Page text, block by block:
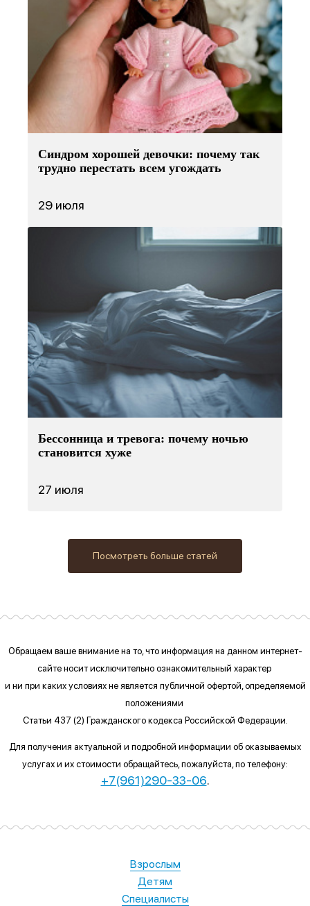
Синдром хорошей девочки: почему так
трудно перестать всем угождать
29 июля
Бессонница и тревога: почему ночью
становится хуже
27 июля
Посмотреть больше статей
Обращаем ваше внимание на то, что информация на данном интернет-
сайтеносит исключительно ознакомительный характер
и ни при каких условияхне является публичной офертой, определяемой
положениями
Статьи 437 (2) Гражданского кодекса Российской Федерации.
Для получения актуальной и подробной информации об оказываемых
услугах и их стоимости обращайтесь, пожалуйста, по телефону:
+7(961)290-33-06.
Взрослым
Детям
Специалисты